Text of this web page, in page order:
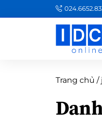
Trang chủ /